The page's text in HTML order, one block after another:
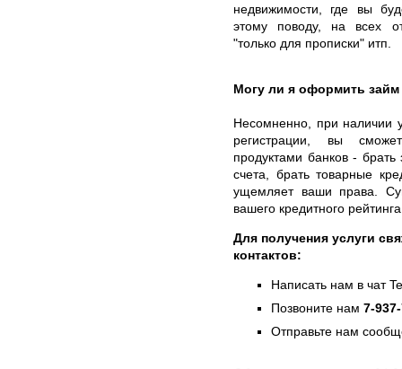
недвижимости, где вы
этому поводу, на всех
"только для прописки" итп.
Могу ли я оформить займ
Несомненно, при наличии
регистрации, вы
продуктами банков -
счета, брать товарные
ущемляет ваши права.
вашего кредитного
Для получения услуги
контактов:
Написать нам в чат
Позвоните нам 7-
Отправьте нам